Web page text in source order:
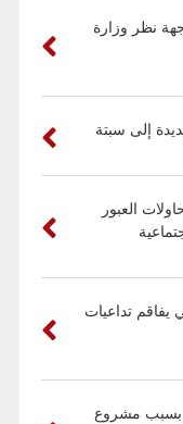
نظر وزارة
إلى سبتة
العبور
يفاقم تداعيات
بسبب مشروع